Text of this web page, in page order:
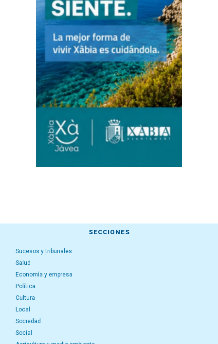
SECCIONES
Sucesos y tribunales
Salud
Economía y empresa
Política
Cultura
Local
Sociedad
Social